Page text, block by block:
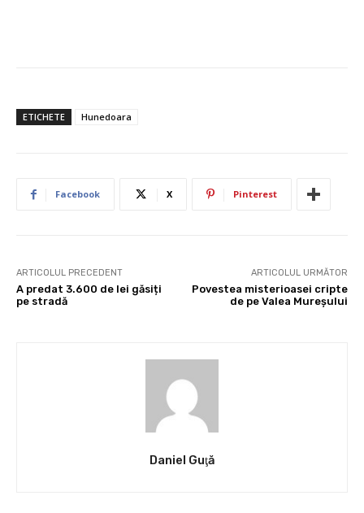
ETICHETE Hunedoara
Facebook X Pinterest
ARTICOLUL PRECEDENT
A predat 3.600 de lei găsiți
pe stradă
ARTICOLUL URMĂTOR
Povestea misterioasei cripte
de pe Valea Mureșului
Daniel Guţă